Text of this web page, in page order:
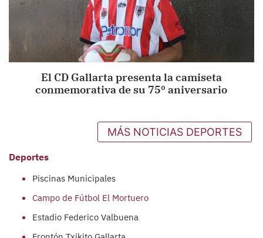
El CD Gallarta presenta la camiseta
conmemorativa de su 75º aniversario
MÁS NOTICIAS DEPORTES
Deportes
Piscinas Municipales
Campo de Fútbol El Mortuero
Estadio Federico Valbuena